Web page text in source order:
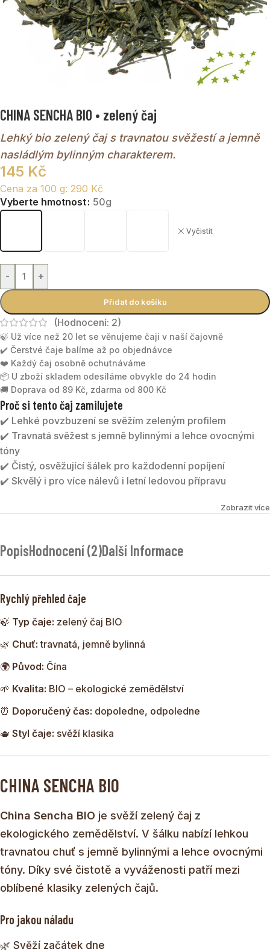
CHINA SENCHA BIO • zelený čaj
Lehký bio zelený čaj s travnatou svěžestí a jemně
nasládlým bylinným charakterem.
145 Kč
Cena za 100 g: 290 Kč
Vyberte hmotnost 50g
Vyčistit
- +
Přidat do košíku
(Hodnocení: 2)
🍃 Už více než 20 let se věnujeme čaji v naší čajovně
✔️ Čerstvé čaje balíme až po objednávce
❤️ Každý čaj osobně ochutnáváme
📦 U zboží skladem odesíláme obvykle do 24 hodin
🚚 Doprava od 89 Kč, zdarma od 800 Kč
Proč si tento čaj zamilujete
✔️ Lehké povzbuzení se svěžím zeleným profilem
✔️ Travnatá svěžest s jemně bylinnými a lehce ovocnými
tóny
✔️ Čistý, osvěžující šálek pro každodenní popíjení
✔️ Skvělý i pro více nálevů i letní ledovou přípravu
je kvalitní zelený čaj z kontrolovaného
zlatozelenou barvu a působí lehce, čistě a osvěžujícím
Zobrazit více
PopisHodnocení (2)Další Informace
Rychlý přehled čaje
🍃 Typ čaje: zelený čaj BIO
🌿 Chuť: travnatá, jemně bylinná
🌍 Původ: Čína
🌱 Kvalita: BIO – ekologické zemědělství
⏰ Doporučený čas: dopoledne, odpoledne
🫖 Styl čaje: svěží klasika
CHINA SENCHA BIO
China Sencha BIO je svěží zelený čaj z
ekologického zemědělství. V šálku nabízí lehkou
travnatou chuť s jemně bylinnými a lehce ovocnými
tóny. Díky své čistotě a vyváženosti patří mezi
oblíbené klasiky zelených čajů.
Pro jakou náladu
🌿 Svěží začátek dne